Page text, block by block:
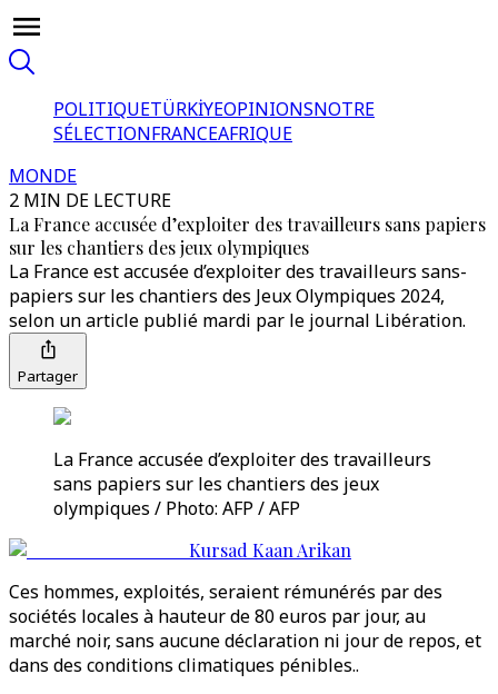
POLITIQUETÜRKİYEOPINIONSNOTRE
SÉLECTIONFRANCEAFRIQUE
MONDE
2 MIN DE LECTURE
La France accusée d’exploiter des travailleurs sans papiers
sur les chantiers des jeux olympiques
La France est accusée d’exploiter des travailleurs sans-
papiers sur les chantiers des Jeux Olympiques 2024,
selon un article publié mardi par le journal Libération.
Partager
La France accusée d’exploiter des travailleurs
sans papiers sur les chantiers des jeux
olympiques / Photo: AFP / AFP
Kursad Kaan Arikan
Ces hommes, exploités, seraient rémunérés par des
sociétés locales à hauteur de 80 euros par jour, au
marché noir, sans aucune déclaration ni jour de repos, et
dans des conditions climatiques pénibles..